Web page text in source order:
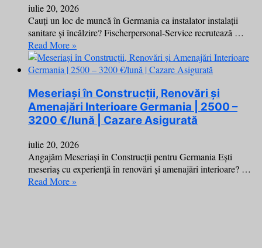
iulie 20, 2026
Cauți un loc de muncă în Germania ca instalator instalații
sanitare și încălzire? Fischerpersonal-Service recrutează …
Read More »
Meseriași în Construcții, Renovări și
Amenajări Interioare Germania | 2500 –
3200 €/lună | Cazare Asigurată
iulie 20, 2026
Angajăm Meseriași în Construcții pentru Germania Ești
meseriaș cu experiență în renovări și amenajări interioare? …
Read More »